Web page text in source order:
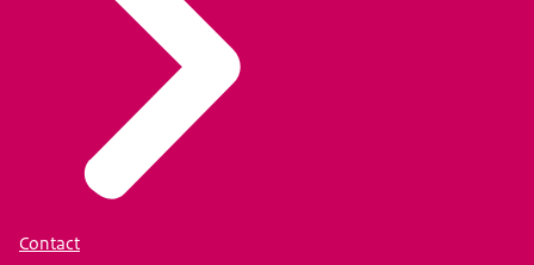
Contact